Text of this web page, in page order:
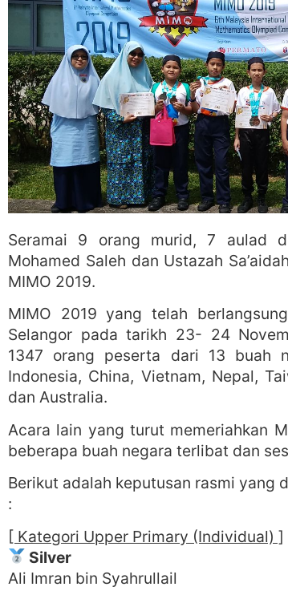
Seramai 9 orang murid, 7 aulad
Mohamed Saleh dan Ustazah
MIMO 2019.
MIMO 2019 yang telah
Selangor pada tarikh 23- 24
1347 orang peserta dari 13 buah
Indonesia, China, Vietnam, Nepal,
dan Australia.
Acara lain yang turut memeriahkan
beberapa buah negara terlibat dan
Berikut adalah keputusan rasmi yang
:
[ Kategori Upper Primary (Individual) ]
Silver
Ali Imran bin Syahrullail